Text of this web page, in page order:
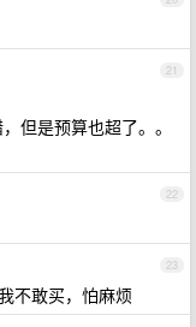
21
但是预算也超了。。
22
23
不敢买，怕麻烦